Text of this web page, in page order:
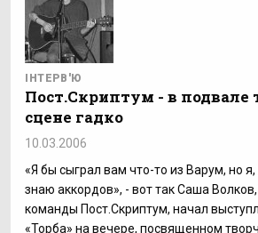
ІНТЕРВ'Ю
Пост.Скриптум - в подвале
сцене гадко
10.03.2006
«Я бы сыграл вам что-то из Варум, но
знаю аккордов», - вот так Саша
команды Пост.Скриптум, начал
«Торба» на вечере, посвященном